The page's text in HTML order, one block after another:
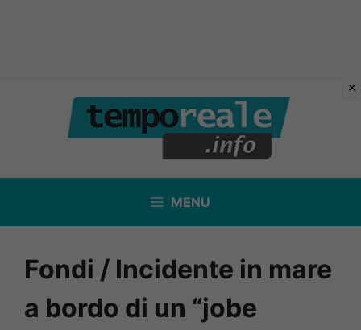
contenuto
MENU
Fondi / Incidente in mare
a bordo di un “jobe